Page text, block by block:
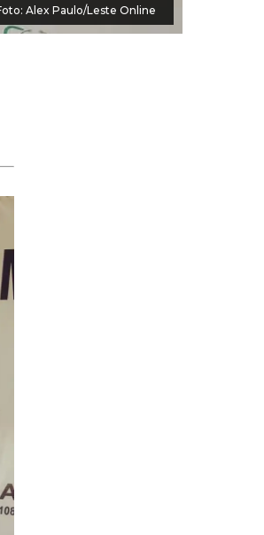
Alex Paulo/Leste Online